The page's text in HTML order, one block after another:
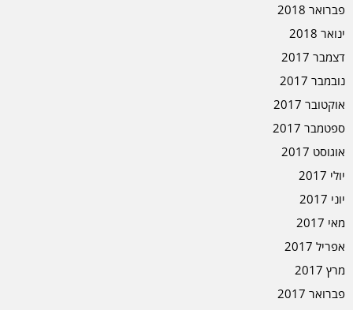
פברואר 2018
ינואר 2018
דצמבר 2017
נובמבר 2017
אוקטובר 2017
ספטמבר 2017
אוגוסט 2017
יולי 2017
יוני 2017
מאי 2017
אפריל 2017
מרץ 2017
פברואר 2017